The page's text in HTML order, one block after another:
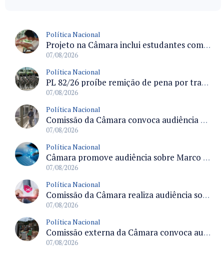
Política Nacional
Projeto na Câmara inclui estudantes com deficiência no regime escolar especial da LDB e estabelece critérios para frequência
07/08/2026
Política Nacional
PL 82/26 proíbe remição de pena por trabalho em funções militares para condenados por crimes contra o Estado Democrático de Direito
07/08/2026
Política Nacional
Comissão da Câmara convoca audiência para discutir misoginia nas escolas e universidades após divulgação de listas misóginas
07/08/2026
Política Nacional
Câmara promove audiência sobre Marco de Fomento à Economia Digital e impactos da inteligência artificial
07/08/2026
Política Nacional
Comissão da Câmara realiza audiência sobre apostas online para medir o tamanho do mercado ilegal
07/08/2026
Política Nacional
Comissão externa da Câmara convoca audiência pública sobre chuvas na Zona da Mata de Minas Gerais e impactos em Juiz de Fora
07/08/2026